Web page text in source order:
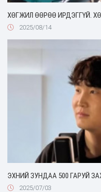
ХӨГЖИЛ ӨӨРӨӨ ИРДЭГГҮЙ.
2025/08/14
ЭХНИЙ ЗУНДАА 500 ГАРУЙ
2025/07/03